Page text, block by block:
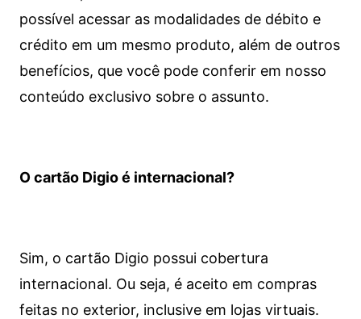
possível acessar as modalidades de débito e
crédito em um mesmo produto, além de outros
benefícios, que você pode conferir em nosso
conteúdo exclusivo sobre o assunto.
O cartão Digio é internacional?
Sim, o cartão Digio possui cobertura
internacional. Ou seja, é aceito em compras
feitas no exterior, inclusive em lojas virtuais.